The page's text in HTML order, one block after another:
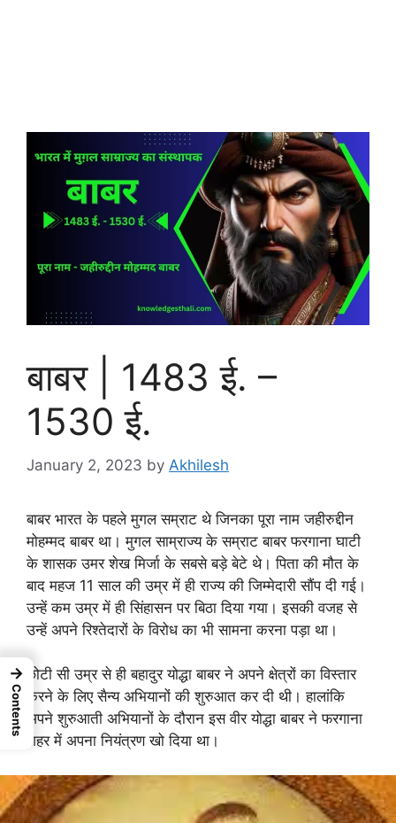
बाबर | 1483 ई. –
1530 ई.
January 2, 2023 by Akhilesh
बाबर भारत के पहले मुगल सम्राट थे जिनका पूरा नाम जहीरुद्दीन
मोहम्मद बाबर था। मुगल साम्राज्य के सम्राट बाबर फरगाना घाटी
के शासक उमर शेख मिर्जा के सबसे बड़े बेटे थे। पिता की मौत के
बाद महज 11 साल की उम्र में ही राज्य की जिम्मेदारी सौंप दी गई।
उन्हें कम उम्र में ही सिंहासन पर बिठा दिया गया। इसकी वजह से
उन्हें अपने रिश्तेदारों के विरोध का भी सामना करना पड़ा था।
छोटी सी उम्र से ही बहादुर योद्धा बाबर ने अपने क्षेत्रों का विस्तार
करने के लिए सैन्य अभियानों की शुरुआत कर दी थी। हालांकि
अपने शुरुआती अभियानों के दौरान इस वीर योद्धा बाबर ने फरगाना
शहर में अपना नियंत्रण खो दिया था।
→
Contents